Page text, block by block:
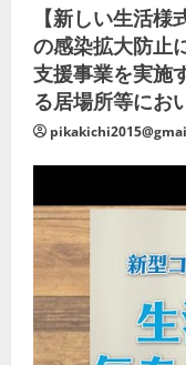
【新しい生活
の感染拡大防止
支援事業を実施
る居場所等にお